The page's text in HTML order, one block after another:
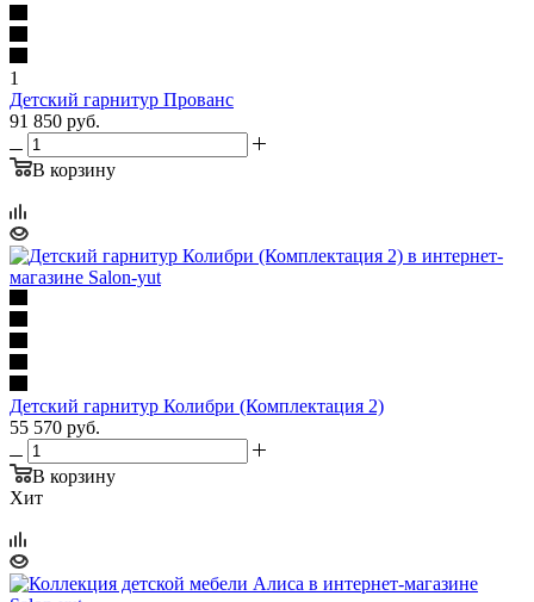
1
Детский гарнитур Прованс
91 850 руб.
В корзину
Детский гарнитур Колибри (Комплектация 2)
55 570 руб.
В корзину
Хит